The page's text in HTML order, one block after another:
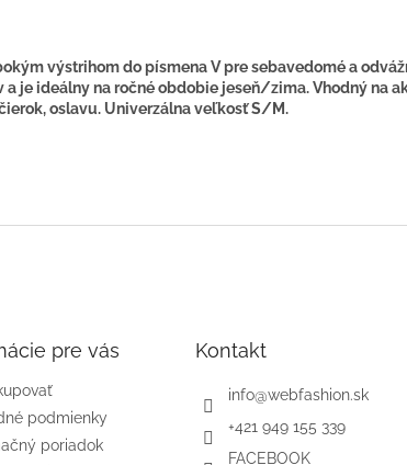
výstrihom do písmena V pre sebavedomé a
je ideálny na ročné obdobie jeseň/zima. Vhodný na
oslavu. Univerzálna veľkosť S/M.
pre vás
podmienky
poriadok
Kontakt
info@webfashion.sk
+421 949 155 339
FACEBOOK